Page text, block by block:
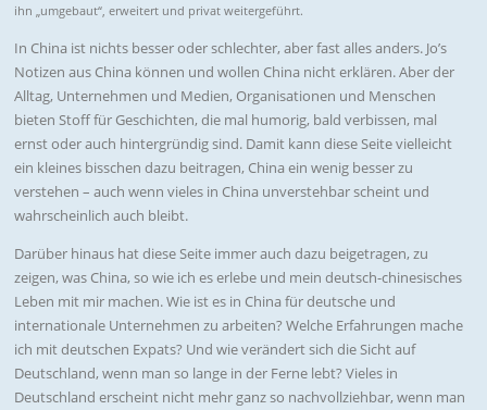
ihn „umgebaut“, erweitert und privat weitergeführt.
In China ist nichts besser oder schlechter, aber fast alles anders. Jo’s
Notizen aus China können und wollen China nicht erklären. Aber der
Alltag, Unternehmen und Medien, Organisationen und Menschen
bieten Stoff für Geschichten, die mal humorig, bald verbissen, mal
ernst oder auch hintergründig sind. Damit kann diese Seite vielleicht
ein kleines bisschen dazu beitragen, China ein wenig besser zu
verstehen – auch wenn vieles in China unverstehbar scheint und
wahrscheinlich auch bleibt.
Darüber hinaus hat diese Seite immer auch dazu beigetragen, zu
zeigen, was China, so wie ich es erlebe und mein deutsch-chinesisches
Leben mit mir machen. Wie ist es in China für deutsche und
internationale Unternehmen zu arbeiten? Welche Erfahrungen mache
ich mit deutschen Expats? Und wie verändert sich die Sicht auf
Deutschland, wenn man so lange in der Ferne lebt? Vieles in
Deutschland erscheint nicht mehr ganz so nachvollziehbar, wenn man